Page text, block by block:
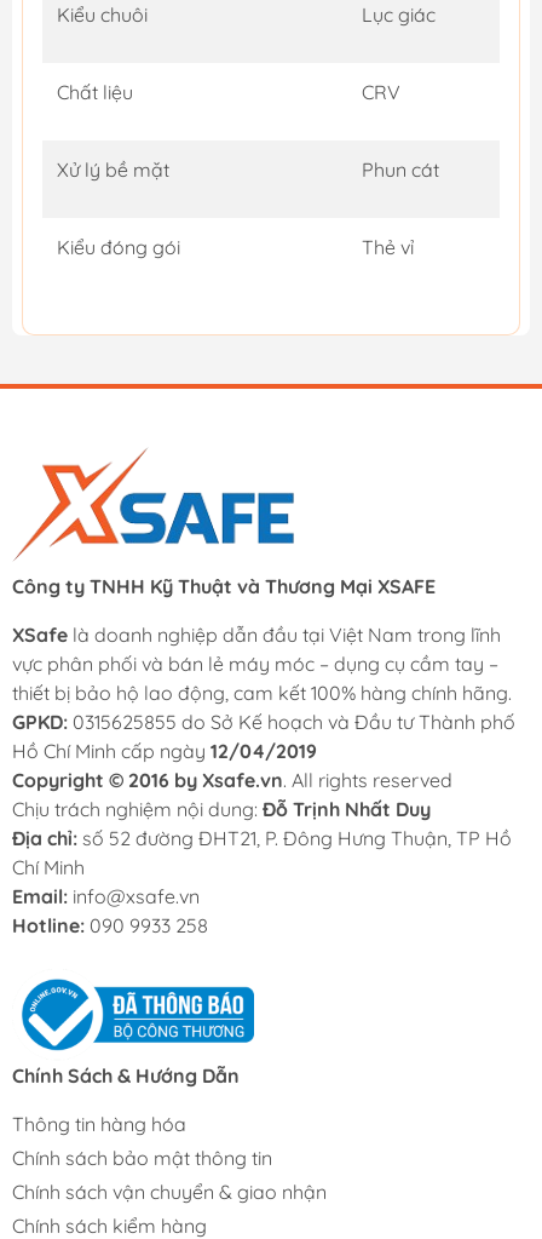
Kiểu chuôi Lục giác
Chất liệu CRV
Xử lý bề mặt Phun cát
Kiểu đóng gói Thẻ vỉ
Công ty TNHH Kỹ Thuật và Thương Mại XSAFE
XSafe là doanh nghiệp dẫn đầu tại Việt Nam trong lĩnh
vực phân phối và bán lẻ máy móc – dụng cụ cầm tay –
thiết bị bảo hộ lao động, cam kết 100% hàng chính hãng.
GPKD: 0315625855 do Sở Kế hoạch và Đầu tư Thành phố
Hồ Chí Minh cấp ngày 12/04/2019
Copyright © 2016 by Xsafe.vn. All rights reserved
Chịu trách nghiệm nội dung: Đỗ Trịnh Nhất Duy
Địa chỉ: số 52 đường ĐHT21, P. Đông Hưng Thuận, TP Hồ
Chí Minh
Email: info@xsafe.vn
Hotline: 090 9933 258
Chính Sách & Hướng Dẫn
Thông tin hàng hóa
Chính sách bảo mật thông tin
Chính sách vận chuyển & giao nhận
Chính sách kiểm hàng